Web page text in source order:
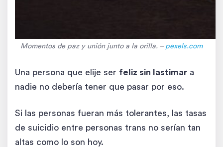
Momentos de paz y unión junto a la orilla. – pexels.com
Una persona que elije ser feliz sin lastimar a
nadie no debería tener que pasar por eso.
Si las personas fueran más tolerantes, las tasas
de suicidio entre personas trans no serían tan
altas como lo son hoy.